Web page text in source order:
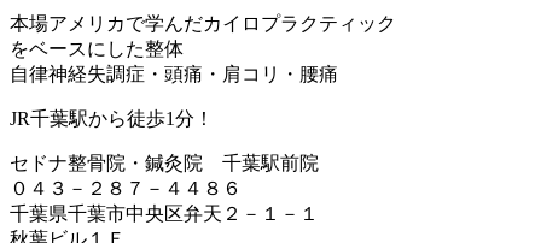
本場アメリカで学んだカイロプラクティック
をベースにした整体
自律神経失調症・頭痛・肩コリ・腰痛
JR千葉駅から徒歩1分！
セドナ整骨院・鍼灸院 千葉駅前院
０４３－２８７－４４８６
千葉県千葉市中央区弁天２－１－１
秋葉ビル１Ｆ